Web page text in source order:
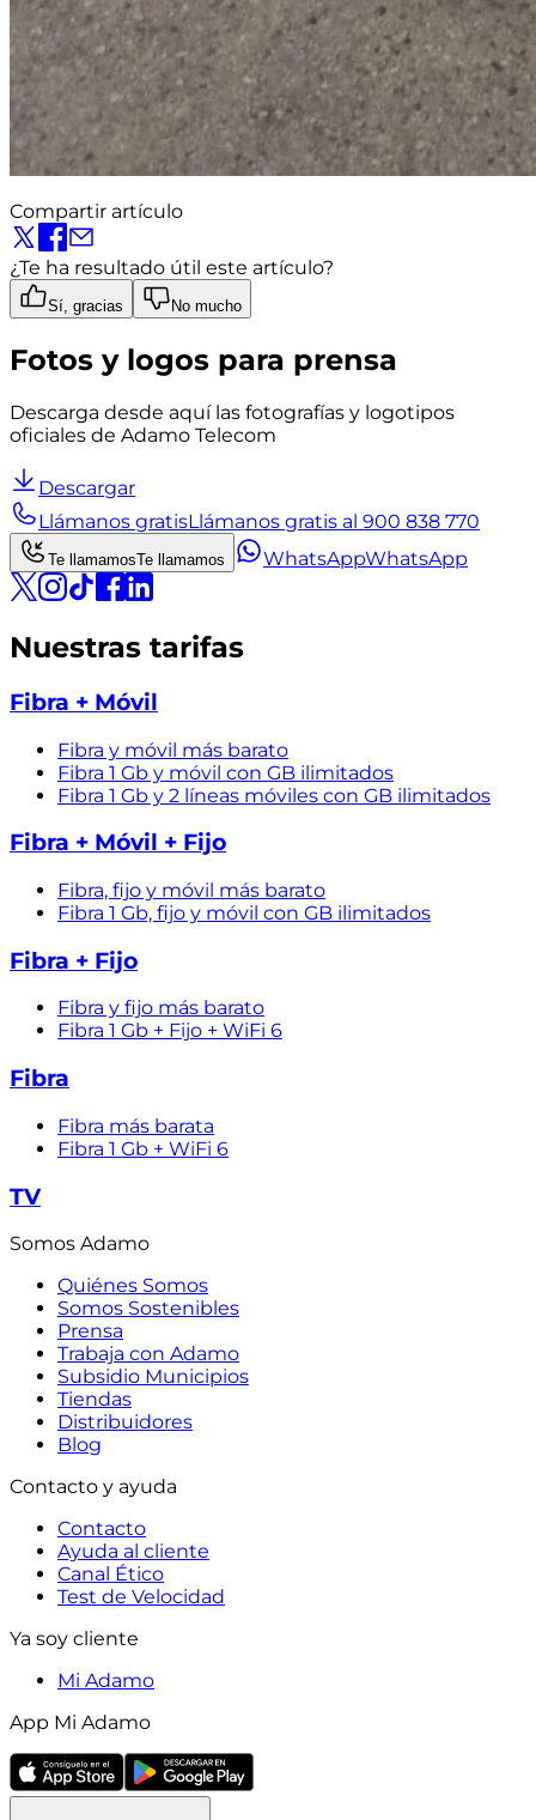
Compartir artículo
¿Te ha resultado útil este artículo?
Sí, gracias No mucho
Fotos y logos para prensa
Descarga desde aquí las fotografías y logotipos
oficiales de Adamo Telecom
Descargar
Llámanos gratisLlámanos gratis al 900 838 770
Te llamamosTe llamamos WhatsAppWhatsApp
Nuestras tarifas
Fibra + Móvil
Fibra y móvil más barato
Fibra 1 Gb y móvil con GB ilimitados
Fibra 1 Gb y 2 líneas móviles con GB ilimitados
Fibra + Móvil + Fijo
Fibra, fijo y móvil más barato
Fibra 1 Gb, fijo y móvil con GB ilimitados
Fibra + Fijo
Fibra y fijo más barato
Fibra 1 Gb + Fijo + WiFi 6
Fibra
Fibra más barata
Fibra 1 Gb + WiFi 6
TV
Somos Adamo
Quiénes Somos
Somos Sostenibles
Prensa
Trabaja con Adamo
Subsidio Municipios
Tiendas
Distribuidores
Blog
Contacto y ayuda
Contacto
Ayuda al cliente
Canal Ético
Test de Velocidad
Ya soy cliente
Mi Adamo
App Mi Adamo